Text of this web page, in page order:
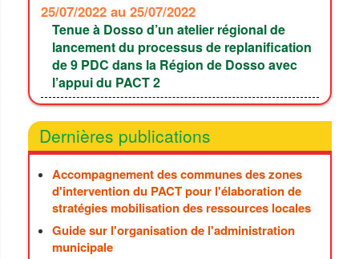
25/07/2022 au 25/07/2022
Tenue à Dosso d’un atelier régional de
lancement du processus de replanification
de 9 PDC dans la Région de Dosso avec
l’appui du PACT 2
Dernières publications
Accompagnement des communes des zones
d'intervention du PACT pour l'élaboration de
stratégies mobilisation des ressources locales
Guide sur l'organisation de l'administration
municipale